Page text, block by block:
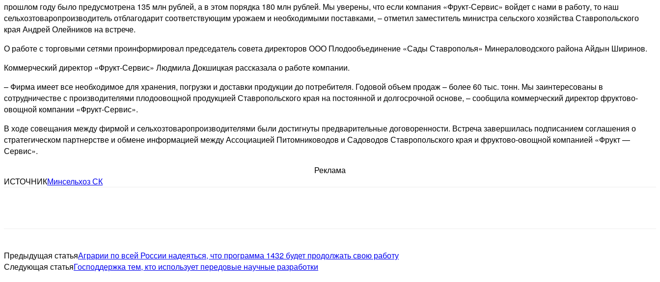
прошлом году было предусмотрена 135 млн рублей, а в этом порядка 180 млн рублей. Мы уверены, что если компания «Фрукт-Сервис» войдет с нами в работу, то наш
сельхозтоваропроизводитель отблагодарит соответствующим урожаем и необходимыми поставками, – отметил заместитель министра сельского хозяйства Ставропольского
края Андрей Олейников на встрече.
О работе с торговыми сетями проинформировал председатель совета директоров ООО Плодообъединение «Сады Ставрополья» Минераловодского района Айдын Ширинов.
Коммерческий директор «Фрукт-Сервис» Людмила Докшицкая рассказала о работе компании.
– Фирма имеет все необходимое для хранения, погрузки и доставки продукции до потребителя. Годовой объем продаж – более 60 тыс. тонн. Мы заинтересованы в
сотрудничестве с производителями плодоовощной продукцией Ставропольского края на постоянной и долгосрочной основе, – сообщила коммерческий директор фруктово-
овощной компании «Фрукт-Сервис».
В ходе совещания между фирмой и сельхозтоваропроизводителями были достигнуты предварительные договоренности. Встреча завершилась подписанием соглашения о
стратегическом партнерстве и обмене информацией между Ассоциацией Питомниководов и Садоводов Ставропольского края и фруктово-овощной компанией «Фрукт —
Сервис».
Реклама
ИСТОЧНИКМинсельхоз СК
Предыдущая статьяАграрии по всей России надеяться, что программа 1432 будет продолжать свою работу
Следующая статьяГосподдержка тем, кто использует передовые научные разработки